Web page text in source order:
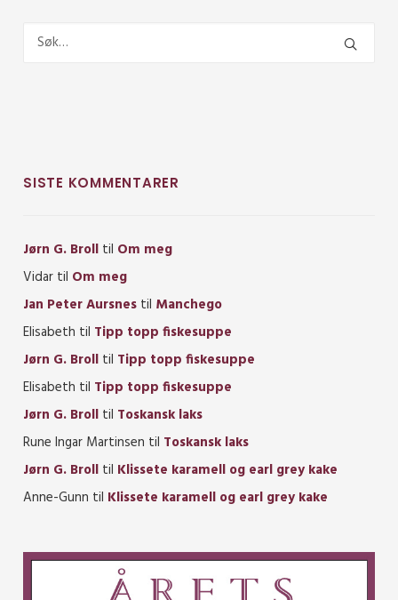
SISTE KOMMENTARER
Jørn G. Broll til Om meg
Vidar til Om meg
Jan Peter Aursnes til Manchego
Elisabeth til Tipp topp fiskesuppe
Jørn G. Broll til Tipp topp fiskesuppe
Elisabeth til Tipp topp fiskesuppe
Jørn G. Broll til Toskansk laks
Rune Ingar Martinsen til Toskansk laks
Jørn G. Broll til Klissete karamell og earl grey kake
Anne-Gunn til Klissete karamell og earl grey kake